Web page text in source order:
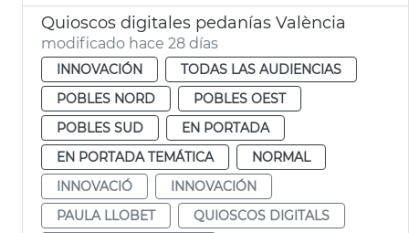
Quioscos digitales pedanías València
modificado hace 28 días
INNOVACIÓN
TODAS LAS AUDIENCIAS
POBLES NORD
POBLES OEST
POBLES SUD
EN PORTADA
EN PORTADA TEMÁTICA
NORMAL
INNOVACIÓ
INNOVACIÓN
PAULA LLOBET
QUIOSCOS DIGITALS